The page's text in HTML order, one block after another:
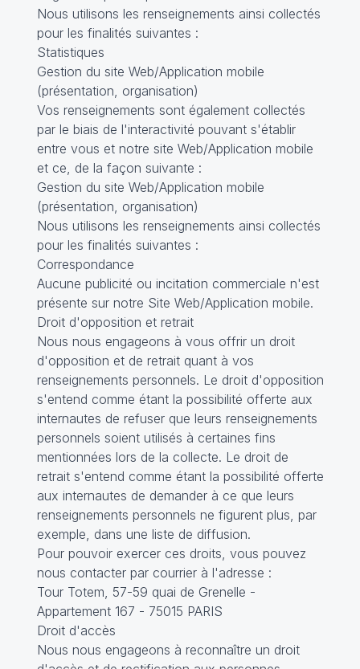
Nous utilisons les renseignements ainsi collectés
pour les finalités suivantes :
Statistiques
Gestion du site Web/Application mobile
(présentation, organisation)
Vos renseignements sont également collectés
par le biais de l'interactivité pouvant s'établir
entre vous et notre site Web/Application mobile
et ce, de la façon suivante :
Gestion du site Web/Application mobile
(présentation, organisation)
Nous utilisons les renseignements ainsi collectés
pour les finalités suivantes :
Correspondance
Aucune publicité ou incitation commerciale n'est
présente sur notre Site Web/Application mobile.
Droit d'opposition et retrait
Nous nous engageons à vous offrir un droit
d'opposition et de retrait quant à vos
renseignements personnels. Le droit d'opposition
s'entend comme étant la possibilité offerte aux
internautes de refuser que leurs renseignements
personnels soient utilisés à certaines fins
mentionnées lors de la collecte. Le droit de
retrait s'entend comme étant la possibilité offerte
aux internautes de demander à ce que leurs
renseignements personnels ne figurent plus, par
exemple, dans une liste de diffusion.
Pour pouvoir exercer ces droits, vous pouvez
nous contacter par courrier à l'adresse :
Tour Totem, 57-59 quai de Grenelle -
Appartement 167 - 75015 PARIS
Droit d'accès
Nous nous engageons à reconnaître un droit